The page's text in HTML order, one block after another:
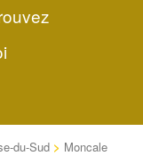
du-Sud > Moncale